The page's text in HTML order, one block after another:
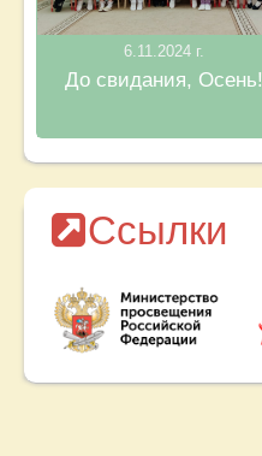
6.11.2024 г.
До свидания, Осень!
Ссылки